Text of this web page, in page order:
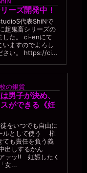
ーズ開発中！
代表ShiNで
超鬼畜シリーズの
した。 ci-enにて
いますのでよろし
さい。 https://ci...
の銀貨
男子が決め、
ができる《妊
をいつでも自由に
ルとして使う 権
ても責任を負う義
出しするかん
ァッ!! 妊娠したく
女...